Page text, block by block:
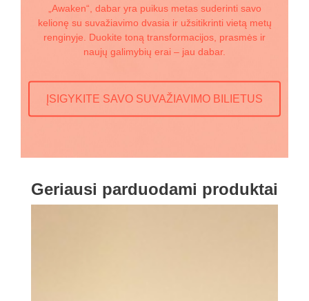
„Awaken“, dabar yra puikus metas suderinti savo
kelionę su suvažiavimo dvasia ir užsitikrinti vietą metų
renginyje. Duokite toną transformacijos, prasmės ir
naujų galimybių erai – jau dabar.
ĮSIGYKITE SAVO SUVAŽIAVIMO BILIETUS
Geriausi parduodami produktai